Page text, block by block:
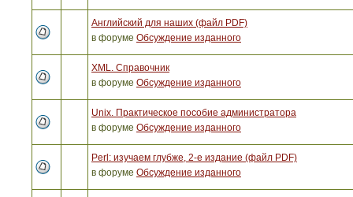
Английский для наших (файл PDF)
в форуме Обсуждение изданного
XML. Справочник
в форуме Обсуждение изданного
Unix. Практическое пособие администратора
в форуме Обсуждение изданного
Perl: изучаем глубже, 2-е издание (файл PDF)
в форуме Обсуждение изданного